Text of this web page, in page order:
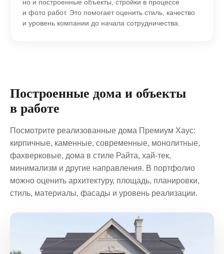
но и построенные объекты, стройки в процессе
и фото работ. Это помогает оценить стиль, качество
и уровень компании до начала сотрудничества.
Построенные дома и объекты
в работе
Посмотрите реализованные дома Премиум Хаус:
кирпичные, каменные, современные, монолитные,
фахверковые, дома в стиле Райта, хай‑тек,
минимализм и другие направления. В портфолио
можно оценить архитектуру, площадь, планировки,
стиль, материалы, фасады и уровень реализации.